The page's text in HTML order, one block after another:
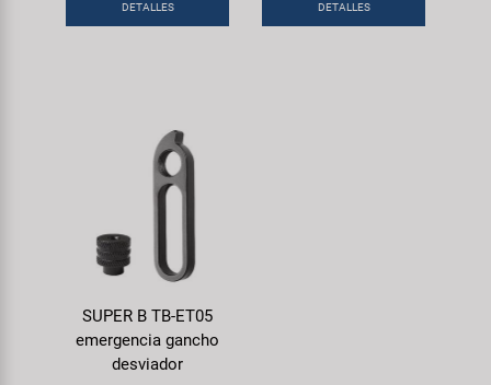
DETALLES DETALLES
SUPER B TB-ET05
emergencia gancho
desviador